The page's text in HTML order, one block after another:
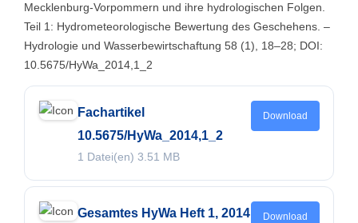
Mecklenburg-Vorpommern und ihre hydrologischen Folgen.
Teil 1: Hydrometeorologische Bewertung des Geschehens. –
Hydrologie und Wasserbewirtschaftung 58 (1), 18–28; DOI:
10.5675/HyWa_2014,1_2
Fachartikel
10.5675/HyWa_2014,1_2
1 Datei(en) 3.51 MB
Download
Gesamtes HyWa Heft 1, 2014 Download